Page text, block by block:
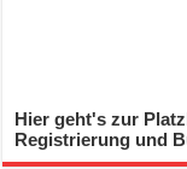
Hier geht's zur
Registrierung und